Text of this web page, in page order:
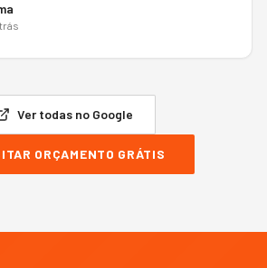
Ver todas no Google
ORÇAMENTO GRÁTIS